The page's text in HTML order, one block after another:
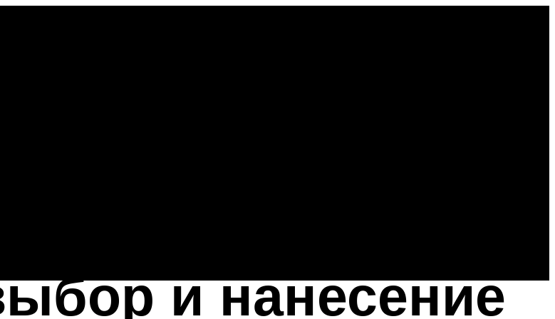
и нанесение